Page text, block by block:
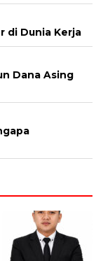
di Dunia Kerja
Dana Asing